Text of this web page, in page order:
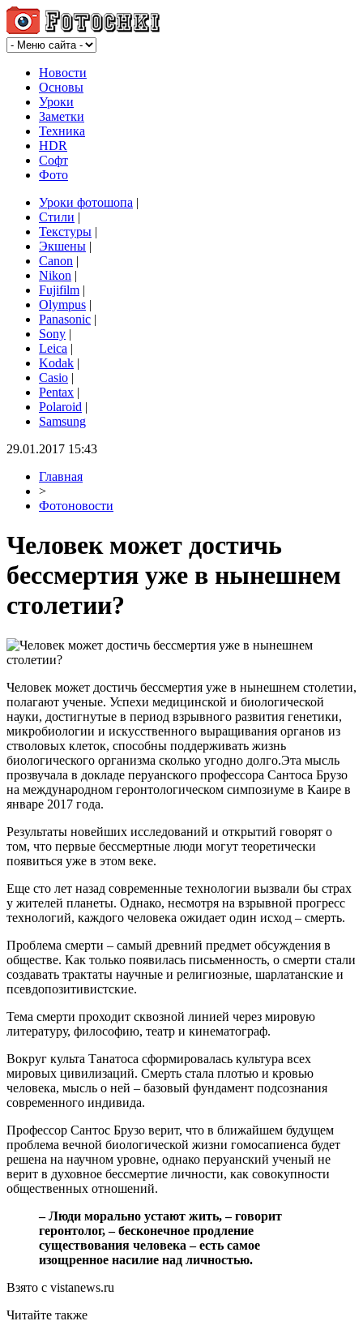
Новости
Основы
Уроки
Заметки
Техника
HDR
Софт
Фото
Уроки фотошопа |
Стили |
Текстуры |
Экшены |
Canon |
Nikon |
Fujifilm |
Olympus |
Panasonic |
Sony |
Leica |
Kodak |
Casio |
Pentax |
Polaroid |
Samsung
29.01.2017 15:43
Главная
>
Фотоновости
Человек может достичь
бессмертия уже в нынешнем
столетии?
Человек может достичь бессмертия уже в нынешнем столетии,
полагают ученые. Успехи медицинской и биологической
науки, достигнутые в период взрывного развития генетики,
микробиологии и искусственного выращивания органов из
стволовых клеток, способны поддерживать жизнь
биологического организма сколько угодно долго.Эта мысль
прозвучала в докладе перуанского профессора Сантоса Брузо
на международном геронтологическом симпозиуме в Каире в
январе 2017 года.
Результаты новейших исследований и открытий говорят о
том, что первые бессмертные люди могут теоретически
появиться уже в этом веке.
Еще сто лет назад современные технологии вызвали бы страх
у жителей планеты. Однако, несмотря на взрывной прогресс
технологий, каждого человека ожидает один исход – смерть.
Проблема смерти – самый древний предмет обсуждения в
обществе. Как только появилась письменность, о смерти стали
создавать трактаты научные и религиозные, шарлатанские и
псевдопозитивистские.
Тема смерти проходит сквозной линией через мировую
литературу, философию, театр и кинематограф.
Вокруг культа Танатоса сформировалась культура всех
мировых цивилизаций. Смерть стала плотью и кровью
человека, мысль о ней – базовый фундамент подсознания
современного индивида.
Профессор Сантос Брузо верит, что в ближайшем будущем
проблема вечной биологической жизни гомосапиенса будет
решена на научном уровне, однако перуанский ученый не
верит в духовное бессмертие личности, как совокупности
общественных отношений.
– Люди морально устают жить, – говорит
геронтолог, – бесконечное продление
существования человека – есть самое
изощренное насилие над личностью.
Взято с vistanews.ru
Читайте также